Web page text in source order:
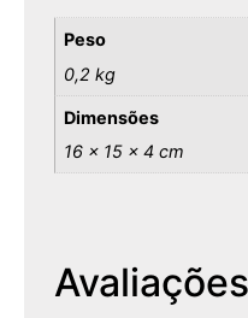
Peso
0,2 kg
Dimensões
16 × 15 × 4 cm
Avaliações